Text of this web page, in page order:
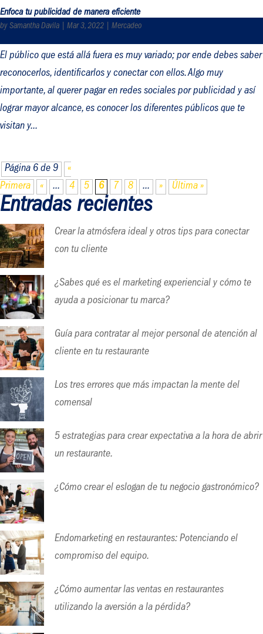
Enfoca tu publicidad de manera eficiente
by Samantha Davila Mar 3, 2022 Mercadeo
El público que está allá fuera es muy variado; por ende debes saber
reconocerlos, identificarlos y conectar con ellos. Algo muy
importante, al querer pagar en redes sociales por publicidad y así
lograr mayor alcance, es conocer los diferentes públicos que te
visitan y...
Página 6 de 9
«
Primera
« ... 4 5 6 7 8 ... » Última »
Entradas recientes
Crear la atmósfera ideal y otros tips para conectar
con tu cliente
¿Sabes qué es el marketing experiencial y cómo te
ayuda a posicionar tu marca?
Guía para contratar al mejor personal de atención al
cliente en tu restaurante
Los tres errores que más impactan la mente del
comensal
5 estrategias para crear expectativa a la hora de abrir
un restaurante.
¿Cómo crear el eslogan de tu negocio gastronómico?
Endomarketing en restaurantes: Potenciando el
compromiso del equipo.
¿Cómo aumentar las ventas en restaurantes
utilizando la aversión a la pérdida?